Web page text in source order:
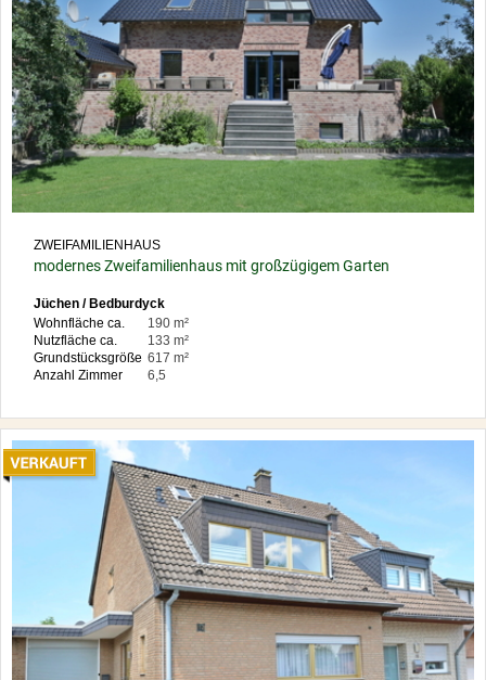
ZWEIFAMILIENHAUS
modernes Zweifamilienhaus mit großzügigem Garten
Jüchen / Bedburdyck
Wohnfläche ca.
190 m²
Nutzfläche ca.
133 m²
Grundstücksgröße 617 m²
Anzahl Zimmer
6,5